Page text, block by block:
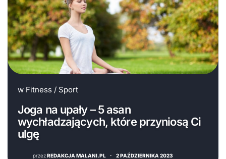
w Fitness / Sport
Joga na upały – 5 asan
wychładzających, które przyniosą Ci
ulgę
przezREDAKCJA MALANI.PL · 2 PAŹDZIERNIKA 2023